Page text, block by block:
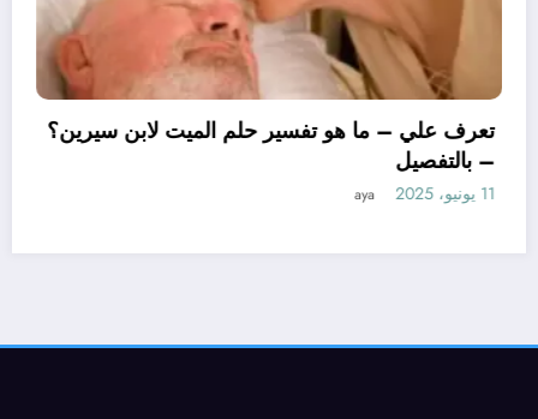
تعرف علي
ما هو تأويل ابن سيرين لتفسير حلم